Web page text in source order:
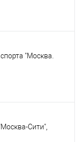
"Москва.
Сити",